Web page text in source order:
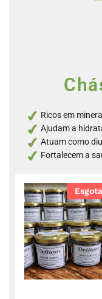
Ricos em
Ajudam a
Atuam como
Fortalecem a